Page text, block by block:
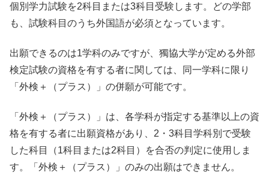
個別学力試験を2科目または3科目受験します。どの学部
も、試験科目のうち外国語が必須となっています。
出願できるのは1学科のみですが、獨協大学が定める外部
検定試験の資格を有する者に関しては、同一学科に限り
「外検＋（プラス）」の併願が可能です。
「外検＋（プラス）」は、各学科が指定する基準以上の資
格を有する者に出願資格があり、2・3科目学科別で受験
した科目（1科目または2科目）を合否の判定に使用しま
す。「外検＋（プラス）」のみの出願はできません。